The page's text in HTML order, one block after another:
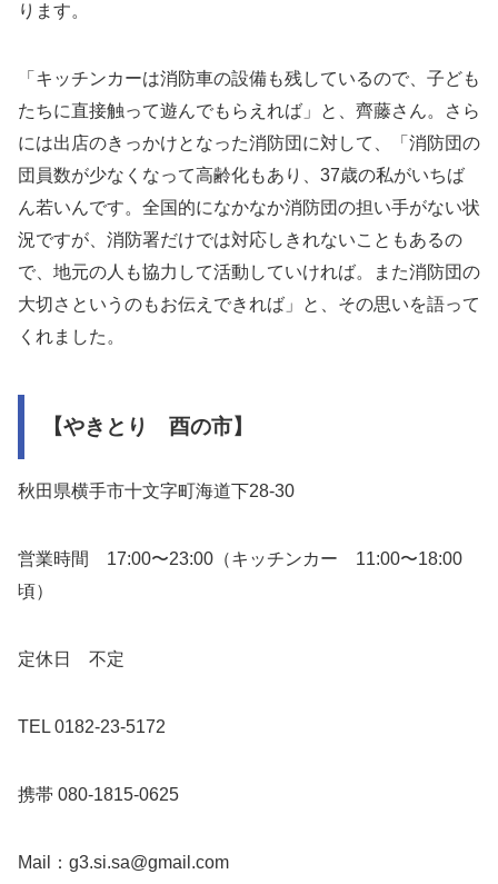
ります。
「キッチンカーは消防車の設備も残しているので、子ども
たちに直接触って遊んでもらえれば」と、齊藤さん。さら
には出店のきっかけとなった消防団に対して、「消防団の
団員数が少なくなって高齢化もあり、37歳の私がいちば
ん若いんです。全国的になかなか消防団の担い手がない状
況ですが、消防署だけでは対応しきれないこともあるの
で、地元の人も協力して活動していければ。また消防団の
大切さというのもお伝えできれば」と、その思いを語って
くれました。
【やきとり 酉の市】
秋田県横手市十文字町海道下28-30
営業時間 17:00〜23:00（キッチンカー 11:00〜18:00
頃）
定休日 不定
TEL 0182-23-5172
携帯 080-1815-0625
Mail：g3.si.sa@gmail.com